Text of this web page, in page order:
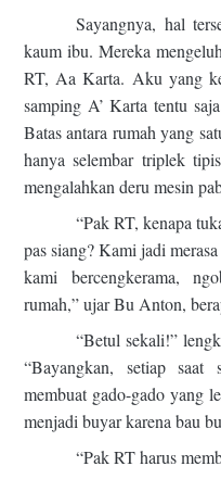
Sayangnya, hal
kaum ibu. Mereka
RT, Aa Karta. Aku yang
samping A’ Karta tentu
Batas antara rumah yang
hanya selembar triplek
mengalahkan deru mesin
“Pak RT, kenapa
pas siang? Kami jadi
kami bercengkerama,
rumah,” ujar Bu Anton,
“Betul sekali!”
“Bayangkan, setiap saat
membuat gado-gado yang
menjadi buyar karena bau
“Pak RT harus